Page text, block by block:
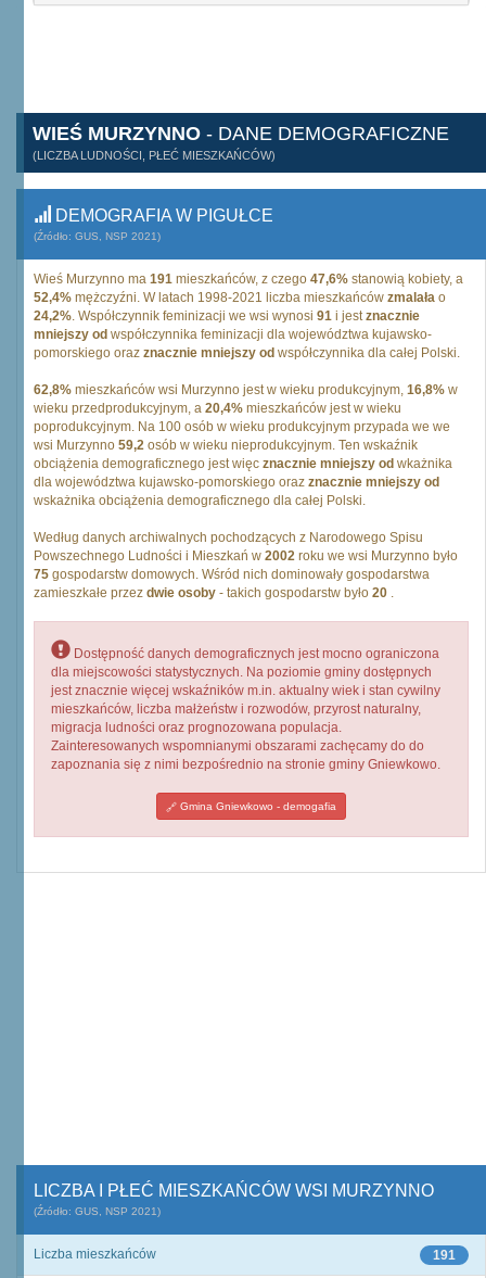
WIEŚ MURZYNNO - DANE DEMOGRAFICZNE
(LICZBA LUDNOŚCI, PŁEĆ MIESZKAŃCÓW)
DEMOGRAFIA W PIGUŁCE
(Źródło: GUS, NSP 2021)
Wieś Murzynno ma 191 mieszkańców, z czego 47,6% stanowią kobiety, a
52,4% mężczyźni. W latach 1998-2021 liczba mieszkańców zmalała o
24,2%. Współczynnik feminizacji we wsi wynosi 91 i jestznacznie
mniejszy od współczynnika feminizacji dla województwa kujawsko-
pomorskiego oraz znacznie mniejszy od współczynnika dla całej Polski.
62,8% mieszkańców wsi Murzynno jest w wieku produkcyjnym, 16,8% w
wieku przedprodukcyjnym, a 20,4% mieszkańców jest w wieku
poprodukcyjnym. Na 100 osób w wieku produkcyjnym przypada we we
wsi Murzynno 59,2 osób w wieku nieprodukcyjnym. Ten wskaźnik
obciążenia demograficznego jest więc znacznie mniejszy od wkażnika
dla województwa kujawsko-pomorskiego oraz znacznie mniejszy od
wskażnika obciążenia demograficznego dla całej Polski.
Według danych archiwalnych pochodzących z Narodowego Spisu
Powszechnego Ludności i Mieszkań w 2002 roku we wsi Murzynno było
75 gospodarstw domowych. Wśród nich dominowały gospodarstwa
zamieszkałe przez dwie osoby - takich gospodarstw było 20 .
Dostępność danych demograficznych jest mocno ograniczona
dla miejscowości statystycznych. Na poziomie gminy dostępnych
jest znacznie więcej wskaźników m.in. aktualny wiek i stan cywilny
mieszkańców, liczba małżeństw i rozwodów, przyrost naturalny,
migracja ludności oraz prognozowana populacja.
Zainteresowanych wspomnianymi obszarami zachęcamy do do
zapoznania się z nimi bezpośrednio na stronie gminy Gniewkowo.
Gmina Gniewkowo - demogafia
LICZBA I PŁEĆ MIESZKAŃCÓW WSI MURZYNNO
(Źródło: GUS, NSP 2021)
191
Liczba mieszkańców